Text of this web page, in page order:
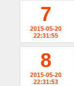
7
2015-05-20
22:31:55
8
2015-05-20
22:31:53